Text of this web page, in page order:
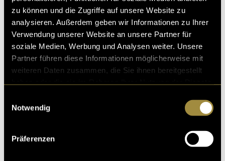
zu können und die Zugriffe auf unsere Website zu
analysieren. Außerdem geben wir Informationen zu Ihrer
Verwendung unserer Website an unsere Partner für
soziale Medien, Werbung und Analysen weiter. Unsere
Partner führen diese Informationen möglicherweise mit
weiteren Daten zusammen, die Sie ihnen bereitgestellt
Notwendig
Präferenzen